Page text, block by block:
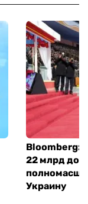
Bloomberg:
22 млрд
Украину